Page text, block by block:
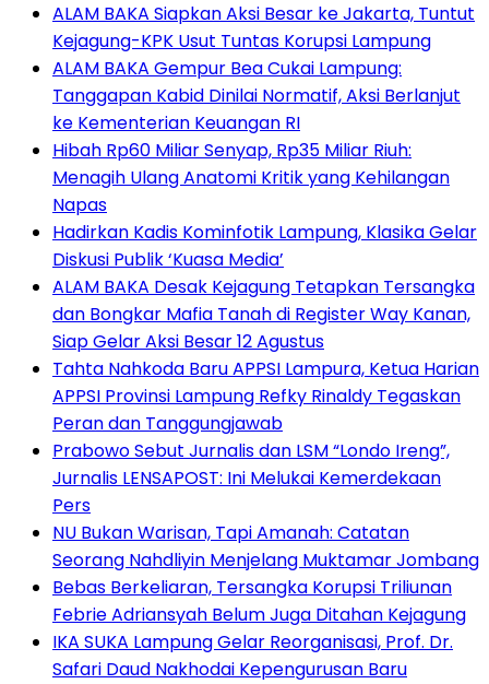
ALAM BAKA Siapkan Aksi Besar ke Jakarta, Tuntut
Kejagung-KPK Usut Tuntas Korupsi Lampung
ALAM BAKA Gempur Bea Cukai Lampung:
Tanggapan Kabid Dinilai Normatif, Aksi Berlanjut
ke Kementerian Keuangan RI
Hibah Rp60 Miliar Senyap, Rp35 Miliar Riuh:
Menagih Ulang Anatomi Kritik yang Kehilangan
Napas
Hadirkan Kadis Kominfotik Lampung, Klasika Gelar
Diskusi Publik ‘Kuasa Media’
ALAM BAKA Desak Kejagung Tetapkan Tersangka
dan Bongkar Mafia Tanah di Register Way Kanan,
Siap Gelar Aksi Besar 12 Agustus
Tahta Nahkoda Baru APPSI Lampura, Ketua Harian
APPSI Provinsi Lampung Refky Rinaldy Tegaskan
Peran dan Tanggungjawab
Prabowo Sebut Jurnalis dan LSM “Londo Ireng”,
Jurnalis LENSAPOST: Ini Melukai Kemerdekaan
Pers
NU Bukan Warisan, Tapi Amanah: Catatan
Seorang Nahdliyin Menjelang Muktamar Jombang
Bebas Berkeliaran, Tersangka Korupsi Triliunan
Febrie Adriansyah Belum Juga Ditahan Kejagung
IKA SUKA Lampung Gelar Reorganisasi, Prof. Dr.
Safari Daud Nakhodai Kepengurusan Baru